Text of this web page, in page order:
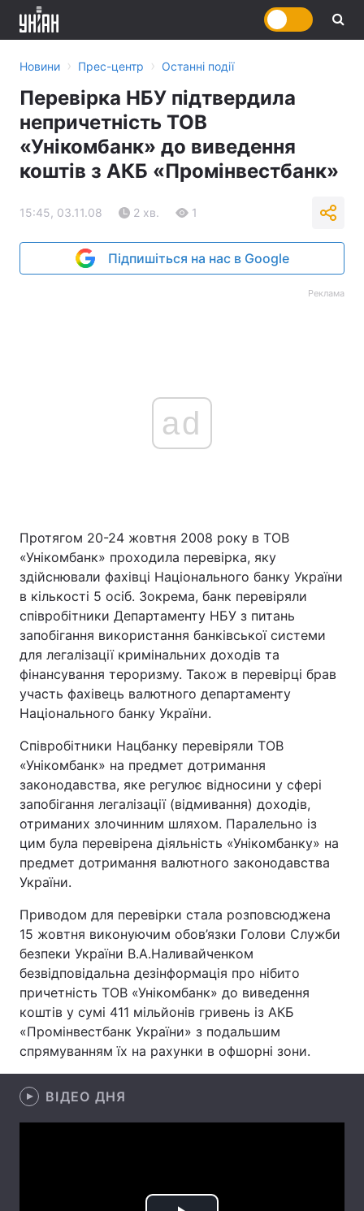
Головна
Україна Політика
Економіка Світ
Техно і зв'язок Лайт
Зброя Інциденти
Здоров'я Туризм
Цікавинки Погода
Думки
Новини › Прес-центр › Останні події
Перевірка НБУ підтвердила
непричетність ТОВ
«Унікомбанк» до виведення
коштів з АКБ «Промінвестбанк»
15:45, 03.11.08 2 хв. 1
Підпишіться на нас в Google
Реклама
ad
Протягом 20-24 жовтня 2008 року в ТОВ
«Унікомбанк» проходила перевірка, яку
здійснювали фахівці Національного банку України
в кількості 5 осіб. Зокрема, банк перевіряли
співробітники Департаменту НБУ з питань
запобігання використання банківської системи
для легалізації кримінальних доходів та
фінансування тероризму. Також в перевірці брав
участь фахівець валютного департаменту
Національного банку України.
Співробітники Нацбанку перевіряли ТОВ
«Унікомбанк» на предмет дотримання
законодавства, яке регулює відносини у сфері
запобігання легалізації (відмивання) доходів,
отриманих злочинним шляхом. Паралельно із
цим була перевірена діяльність «Унікомбанку» на
предмет дотримання валютного законодавства
України.
Приводом для перевірки стала розповсюджена
15 жовтня виконуючим обов’язки Голови Служби
безпеки України В.А.Наливайченком
безвідповідальна дезінформація про нібито
причетність ТОВ «Унікомбанк» до виведення
коштів у сумі 411 мільйонів гривень із АКБ
«Промінвестбанк України» з подальшим
спрямуванням їх на рахунки в офшорні зони.
ВІДЕО ДНЯ